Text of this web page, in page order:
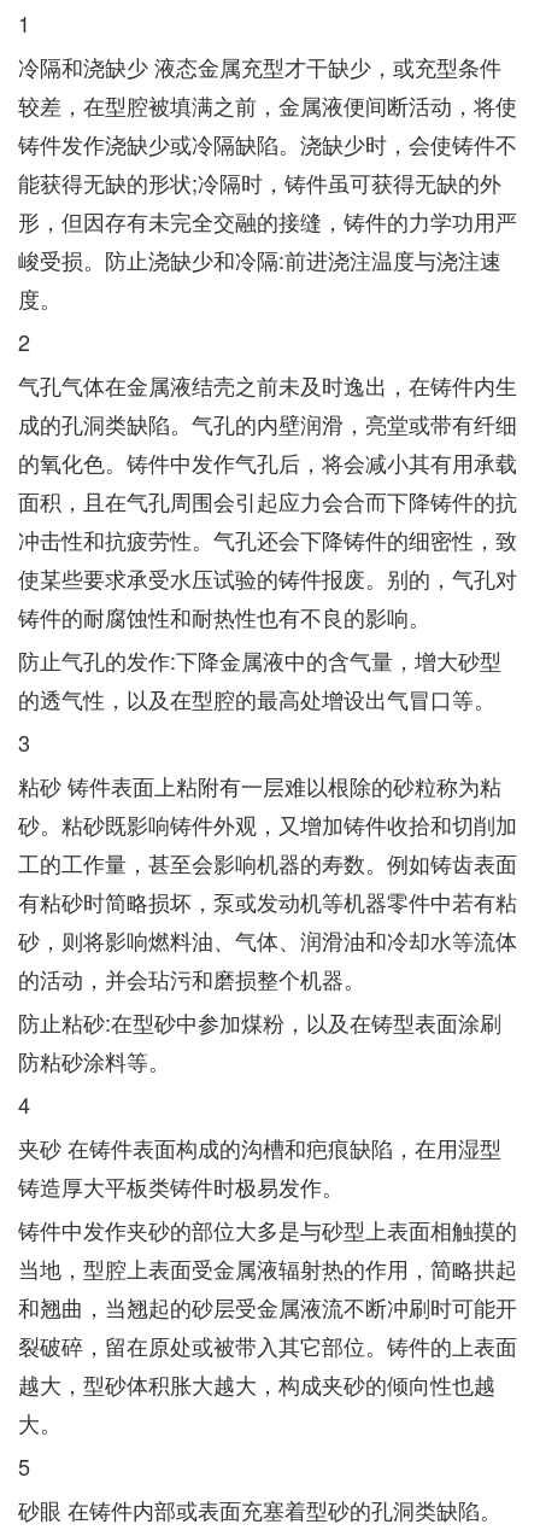
1
冷隔和浇缺少 液态金属充型才干缺少，或充型条件
较差，在型腔被填满之前，金属液便间断活动，将使
铸件发作浇缺少或冷隔缺陷。浇缺少时，会使铸件不
能获得无缺的形状;冷隔时，铸件虽可获得无缺的外
形，但因存有未完全交融的接缝，铸件的力学功用严
峻受损。防止浇缺少和冷隔:前进浇注温度与浇注速
度。
2
气孔气体在金属液结壳之前未及时逸出，在铸件内生
成的孔洞类缺陷。气孔的内壁润滑，亮堂或带有纤细
的氧化色。铸件中发作气孔后，将会减小其有用承载
面积，且在气孔周围会引起应力会合而下降铸件的抗
冲击性和抗疲劳性。气孔还会下降铸件的细密性，致
使某些要求承受水压试验的铸件报废。别的，气孔对
铸件的耐腐蚀性和耐热性也有不良的影响。
防止气孔的发作:下降金属液中的含气量，增大砂型
的透气性，以及在型腔的最高处增设出气冒口等。
3
粘砂 铸件表面上粘附有一层难以根除的砂粒称为粘
砂。粘砂既影响铸件外观，又增加铸件收拾和切削加
工的工作量，甚至会影响机器的寿数。例如铸齿表面
有粘砂时简略损坏，泵或发动机等机器零件中若有粘
砂，则将影响燃料油、气体、润滑油和冷却水等流体
的活动，并会玷污和磨损整个机器。
防止粘砂:在型砂中参加煤粉，以及在铸型表面涂刷
防粘砂涂料等。
4
夹砂 在铸件表面构成的沟槽和疤痕缺陷，在用湿型
铸造厚大平板类铸件时极易发作。
铸件中发作夹砂的部位大多是与砂型上表面相触摸的
当地，型腔上表面受金属液辐射热的作用，简略拱起
和翘曲，当翘起的砂层受金属液流不断冲刷时可能开
裂破碎，留在原处或被带入其它部位。铸件的上表面
越大，型砂体积胀大越大，构成夹砂的倾向性也越
大。
5
砂眼 在铸件内部或表面充塞着型砂的孔洞类缺陷。